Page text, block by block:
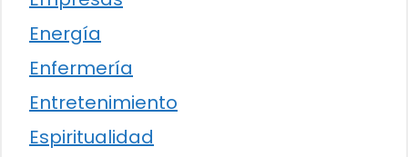
Energía
Enfermería
Entretenimiento
Espiritualidad